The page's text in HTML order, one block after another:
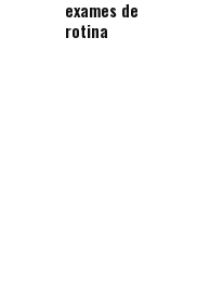
exames de
rotina